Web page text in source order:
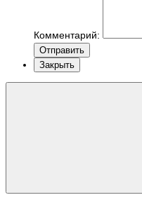
Комментарий:
Отправить
Закрыть